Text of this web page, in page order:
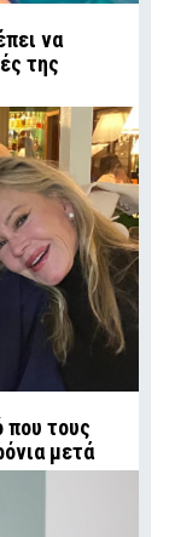
να
της
που τους
μετά